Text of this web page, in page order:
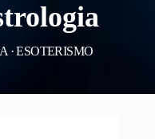
· ESOTERISMO